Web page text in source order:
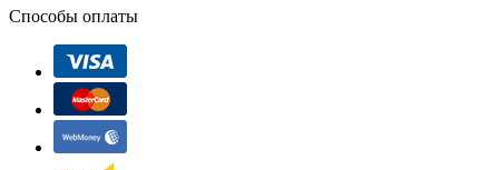
Способы оплаты